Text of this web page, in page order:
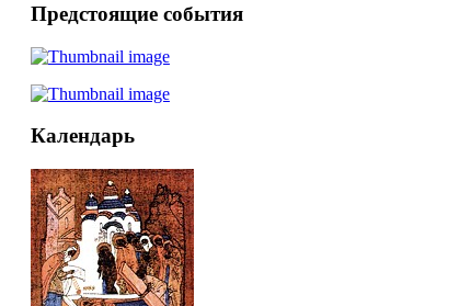
Предстоящие события
Календарь